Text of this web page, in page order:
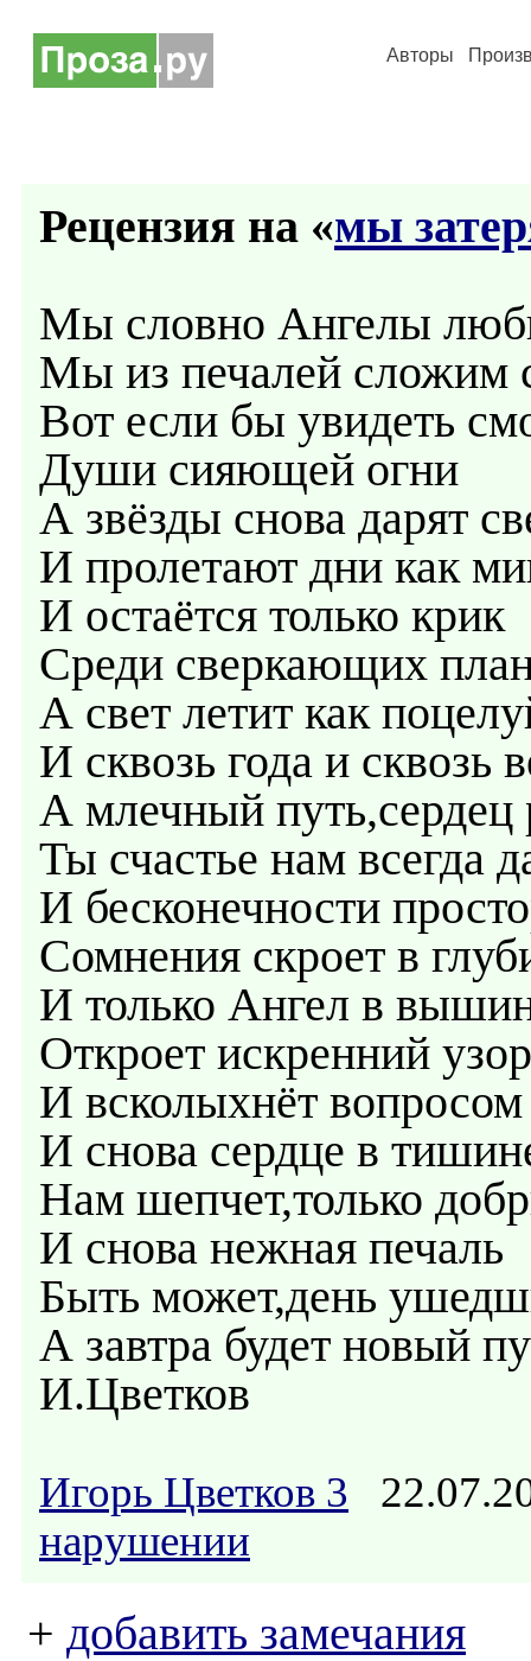
Авторы
Рецензия на «мы
Мы словно Ангелы
Мы из печалей сложим
Вот если бы увидеть
Души сияющей огни
А звёзды снова дарят
И пролетают дни как
И остаётся только крик
Среди сверкающих
А свет летит как
И сквозь года и сквозь
А млечный путь,сердец
Ты счастье нам всегда
И бесконечности
Сомнения скроет в
И только Ангел в
Откроет искренний узор
И всколыхнёт вопросом
И снова сердце в
Нам шепчет,только
И снова нежная печаль
Быть может,день
А завтра будет новый
И.Цветков
Игорь Цветков 3
нарушении
+ добавить замечания